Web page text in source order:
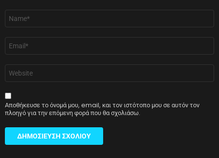
Όνομα
Email
Ιστότοπος
Αποθήκευσε το όνομά μου, email, και τον ιστότοπο μου σε αυτόν τον
πλοηγό για την επόμενη φορά που θα σχολιάσω.